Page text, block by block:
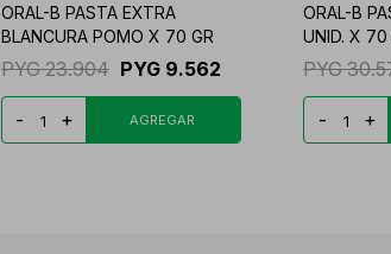
ORAL-B PASTA EXTRA
BLANCURA POMO X 70 GR
PYG 23.904 PYG 9.562
- +
ORAL-B
UNID. X 70
PYG
- +